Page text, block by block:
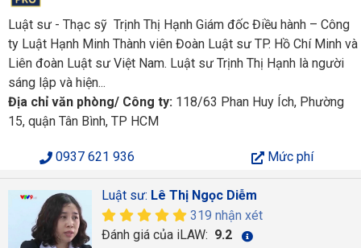
Luật sư - Thạc sỹ Trịnh Thị Hạnh Giám đốc Điều hành – Công
ty Luật Hạnh Minh Thành viên Đoàn Luật sư TP. Hồ Chí Minh và
Liên đoàn Luật sư Việt Nam. Luật sư Trịnh Thị Hạnh là người
sáng lập và hiện...
Địa chỉ văn phòng/ Công ty: 118/63 Phan Huy Ích, Phường
15, quận Tân Bình, TP HCM
0937 621 936 Mức phí
Luật sư: Lê Thị Ngọc Diễm
319 nhận xét
Đánh giá của iLAW: 9.2